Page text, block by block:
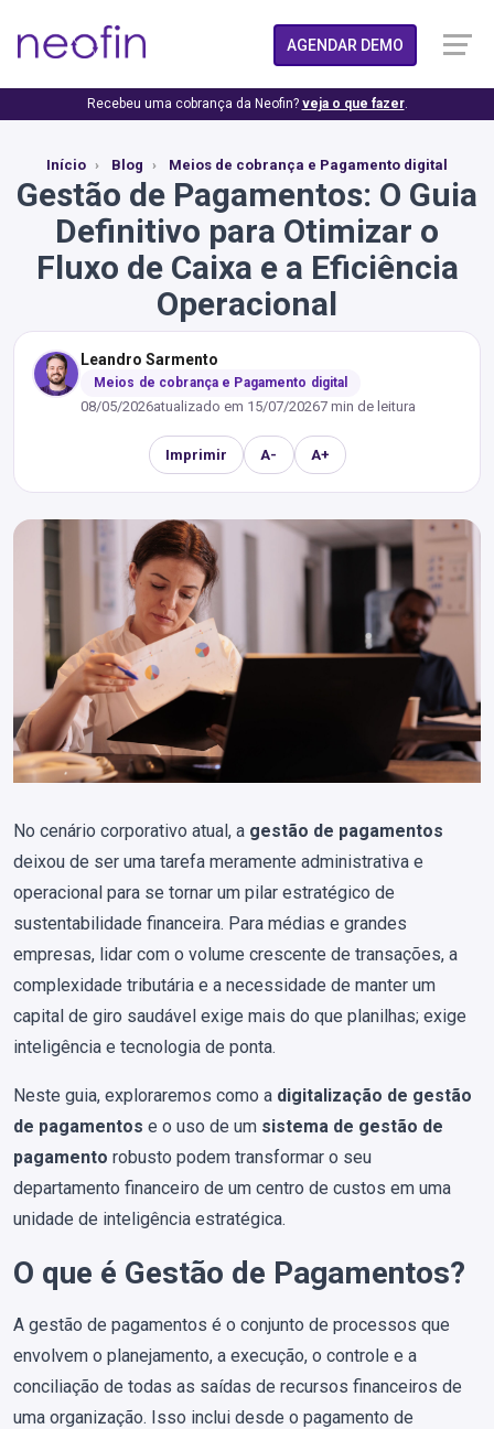
AGENDAR DEMO
Recebeu uma cobrança da Neofin? veja o que fazer.
Início Blog Meios de cobrança e Pagamento digital
Gestão de Pagamentos: O Guia
Definitivo para Otimizar o
Fluxo de Caixa e a Eficiência
Operacional
Leandro Sarmento
Meios de cobrança e Pagamento digital
08/05/2026atualizado em 15/07/20267 min de leitura
Imprimir A- A+
No cenário corporativo atual, a gestão de pagamentos
deixou de ser uma tarefa meramente administrativa e
operacional para se tornar um pilar estratégico de
sustentabilidade financeira. Para médias e grandes
empresas, lidar com o volume crescente de transações, a
complexidade tributária e a necessidade de manter um
capital de giro saudável exige mais do que planilhas; exige
inteligência e tecnologia de ponta.
Neste guia, exploraremos como a digitalização de gestão
de pagamentos e o uso de um sistema de gestão de
pagamento robusto podem transformar o seu
departamento financeiro de um centro de custos em uma
unidade de inteligência estratégica.
O que é Gestão de Pagamentos?
A gestão de pagamentos é o conjunto de processos que
envolvem o planejamento, a execução, o controle e a
conciliação de todas as saídas de recursos financeiros de
uma organização. Isso inclui desde o pagamento de